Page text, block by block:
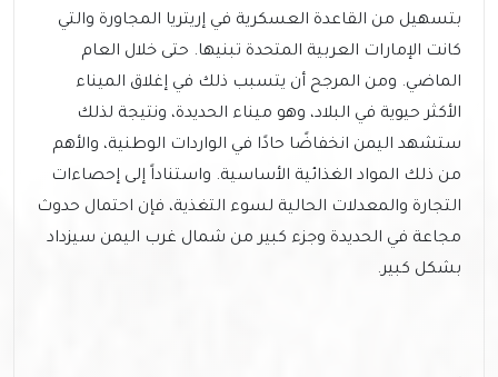
بتسهيل من القاعدة العسكرية في إريتريا المجاورة والتي
كانت الإمارات العربية المتحدة تبنيها. حتى خلال العام
الماضي. ومن المرجح أن يتسبب ذلك في إغلاق الميناء
الأكثر حيوية في البلاد، وهو ميناء الحديدة، ونتيجة لذلك
ستشهد اليمن انخفاضًا حادًا في الواردات الوطنية، والأهم
من ذلك المواد الغذائية الأساسية. واستناداً إلى إحصاءات
التجارة والمعدلات الحالية لسوء التغذية، فإن احتمال حدوث
مجاعة في الحديدة وجزء كبير من شمال غرب اليمن سيزداد
بشكل كبير.